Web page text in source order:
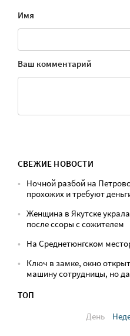
Имя
Ваш комментарий
СВЕЖИЕ НОВОСТИ
Ночной разбой на
прохожих и требуют
Женщина в Якутске
после ссоры с сожителем
На Среднетюнгском
Ключ в замке, окно
машину сотрудницы, но
ТОП
День